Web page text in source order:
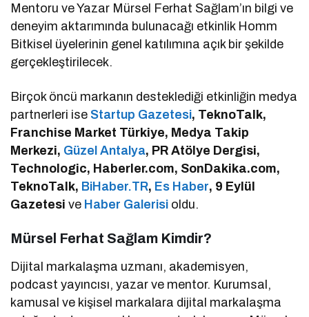
Mentoru ve Yazar Mürsel Ferhat Sağlam’ın bilgi ve
deneyim aktarımında bulunacağı etkinlik Homm
Bitkisel üyelerinin genel katılımına açık bir şekilde
gerçekleştirilecek.
Birçok öncü markanın desteklediği etkinliğin medya
partnerleri ise Startup Gazetesi, TeknoTalk,
Franchise Market Türkiye, Medya Takip
Merkezi, Güzel Antalya, PR Atölye Dergisi,
Technologic, Haberler.com, SonDakika.com,
TeknoTalk, BiHaber.TR, Es Haber, 9 Eylül
Gazetesi ve Haber Galerisi oldu.
Mürsel Ferhat Sağlam Kimdir?
Dijital markalaşma uzmanı, akademisyen,
podcast yayıncısı, yazar ve mentor. Kurumsal,
kamusal ve kişisel markalara dijital markalaşma